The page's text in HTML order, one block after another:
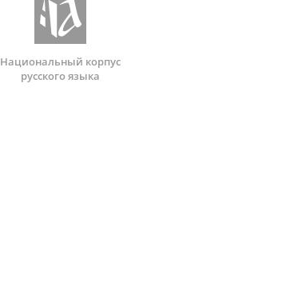
Национальный корпус
русского языка